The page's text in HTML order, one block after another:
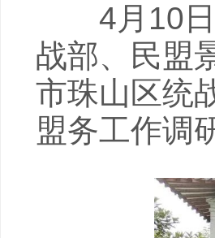
4月10日-
战部、民盟
市珠山区统
盟务工作调